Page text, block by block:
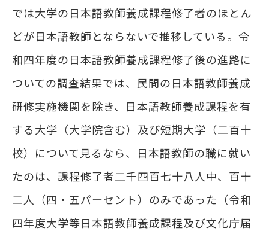
では大学の日本語教師養成課程修了者のほとん
どが日本語教師とならないで推移している。令
和四年度の日本語教師養成課程修了後の進路に
ついての調査結果では、民間の日本語教師養成
研修実施機関を除き、日本語教師養成課程を有
する大学（大学院含む）及び短期大学（二百十
校）について見るなら、日本語教師の職に就い
たのは、課程修了者二千四百七十八人中、百十
二人（四・五パーセント）のみであった（令和
四年度大学等日本語教師養成課程及び文化庁届